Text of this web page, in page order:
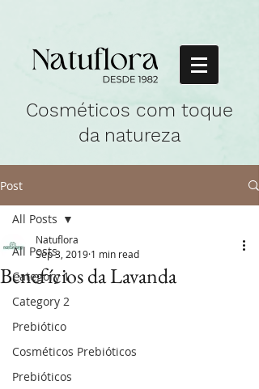
Cosméticos com toque
da natureza
Post
All Posts
Category 1
Category 2
Prebiótico
Cosméticos Prebióticos
Prebióticos
All Posts
Benefícios da Lavanda
Natuflora
Sep 3, 2019 1 min read